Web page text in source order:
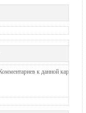
к данной картинке